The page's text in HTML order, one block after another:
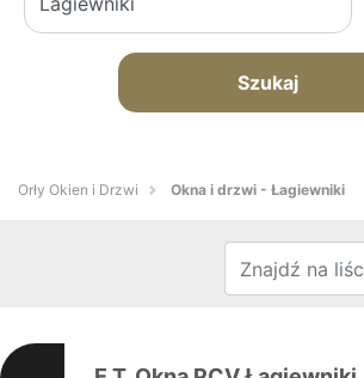
Szukaj
Orły Okien i Drzwi Okna i drzwi - Łagiewniki